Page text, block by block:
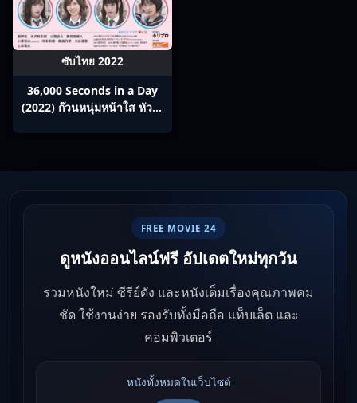
ซับไทย 2022
36,000 Seconds in a Day
(2022) ก๊วนหนุ่มหน้าใส หัวใจ
FREE MOVIE 24
ดูหนังออนไลน์ฟรี อัปเดตใหม่ทุกวัน
รวมหนังใหม่ ซีรีย์ดัง และหนังเต็มเรื่องคุณภาพคม
ชัด ใช้งานง่าย รองรับทั้งมือถือ แท็บเล็ต และ
คอมพิวเตอร์
หนังทั้งหมดในเว็บไซต์